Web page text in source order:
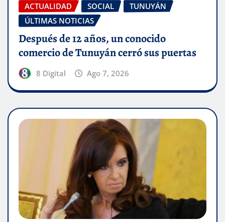
ACTUALIDAD SOCIAL
TUNUYÁN
ÚLTIMAS NOTICIAS
Después de 12 años, un conocido
comercio de Tunuyán cerró sus puertas
8 Digital Ago 7, 2026